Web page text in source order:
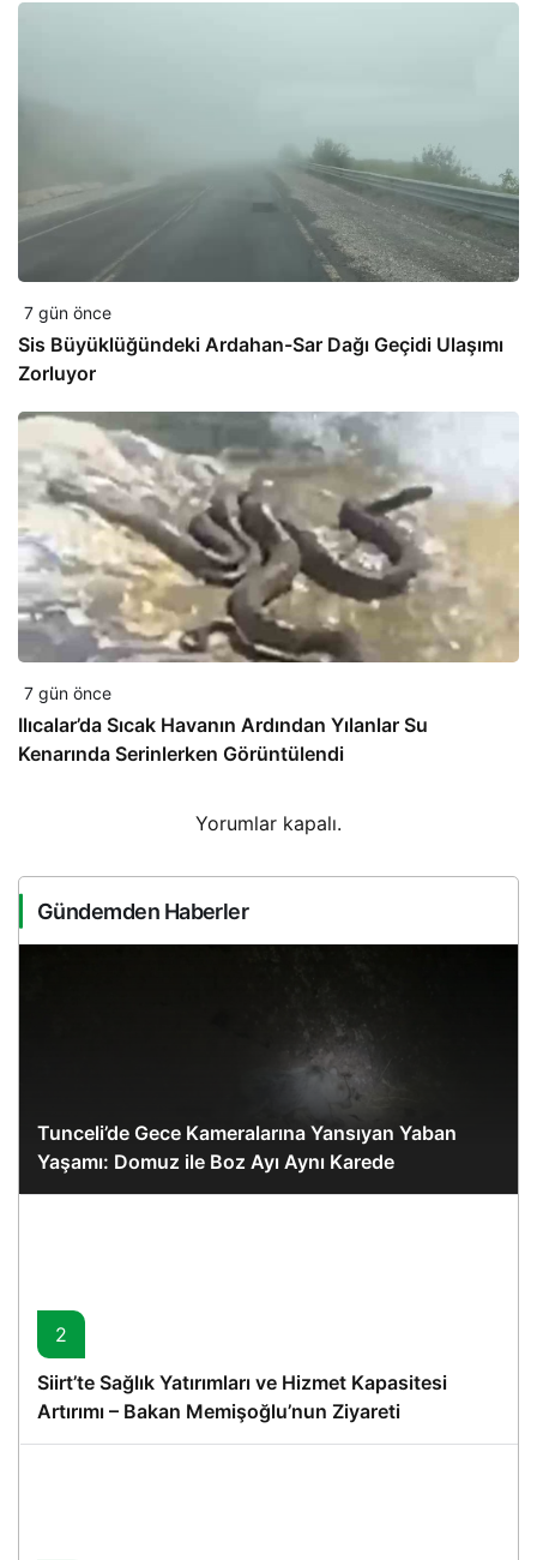
7 gün önce
Sis Büyüklüğündeki Ardahan-Sar Dağı Geçidi Ulaşımı
Zorluyor
7 gün önce
Ilıcalar’da Sıcak Havanın Ardından Yılanlar Su
Kenarında Serinlerken Görüntülendi
Yorumlar kapalı.
Gündemden Haberler
Tunceli’de Gece Kameralarına Yansıyan Yaban
Yaşamı: Domuz ile Boz Ayı Aynı Karede
2
Siirt’te Sağlık Yatırımları ve Hizmet Kapasitesi
Artırımı – Bakan Memişoğlu’nun Ziyareti